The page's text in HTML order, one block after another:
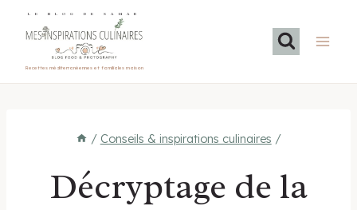
LE BLOG DE SAMAR
Recettes méditerranéennes et familiales maison
/ Conseils & inspirations culinaires /
Décryptage de la